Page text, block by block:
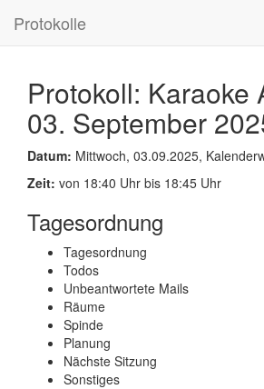
Protokolle
Protokoll: Karaoke
03. September
Datum: Mittwoch, 03.09.2025,
Zeit: von 18:40 Uhr bis 18:45 Uhr
Tagesordnung
Tagesordnung
Todos
Unbeantwortete Mails
Räume
Spinde
Planung
Nächste Sitzung
Sonstiges